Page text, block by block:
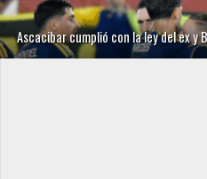
Ascacibar cumplió con la ley del ex y